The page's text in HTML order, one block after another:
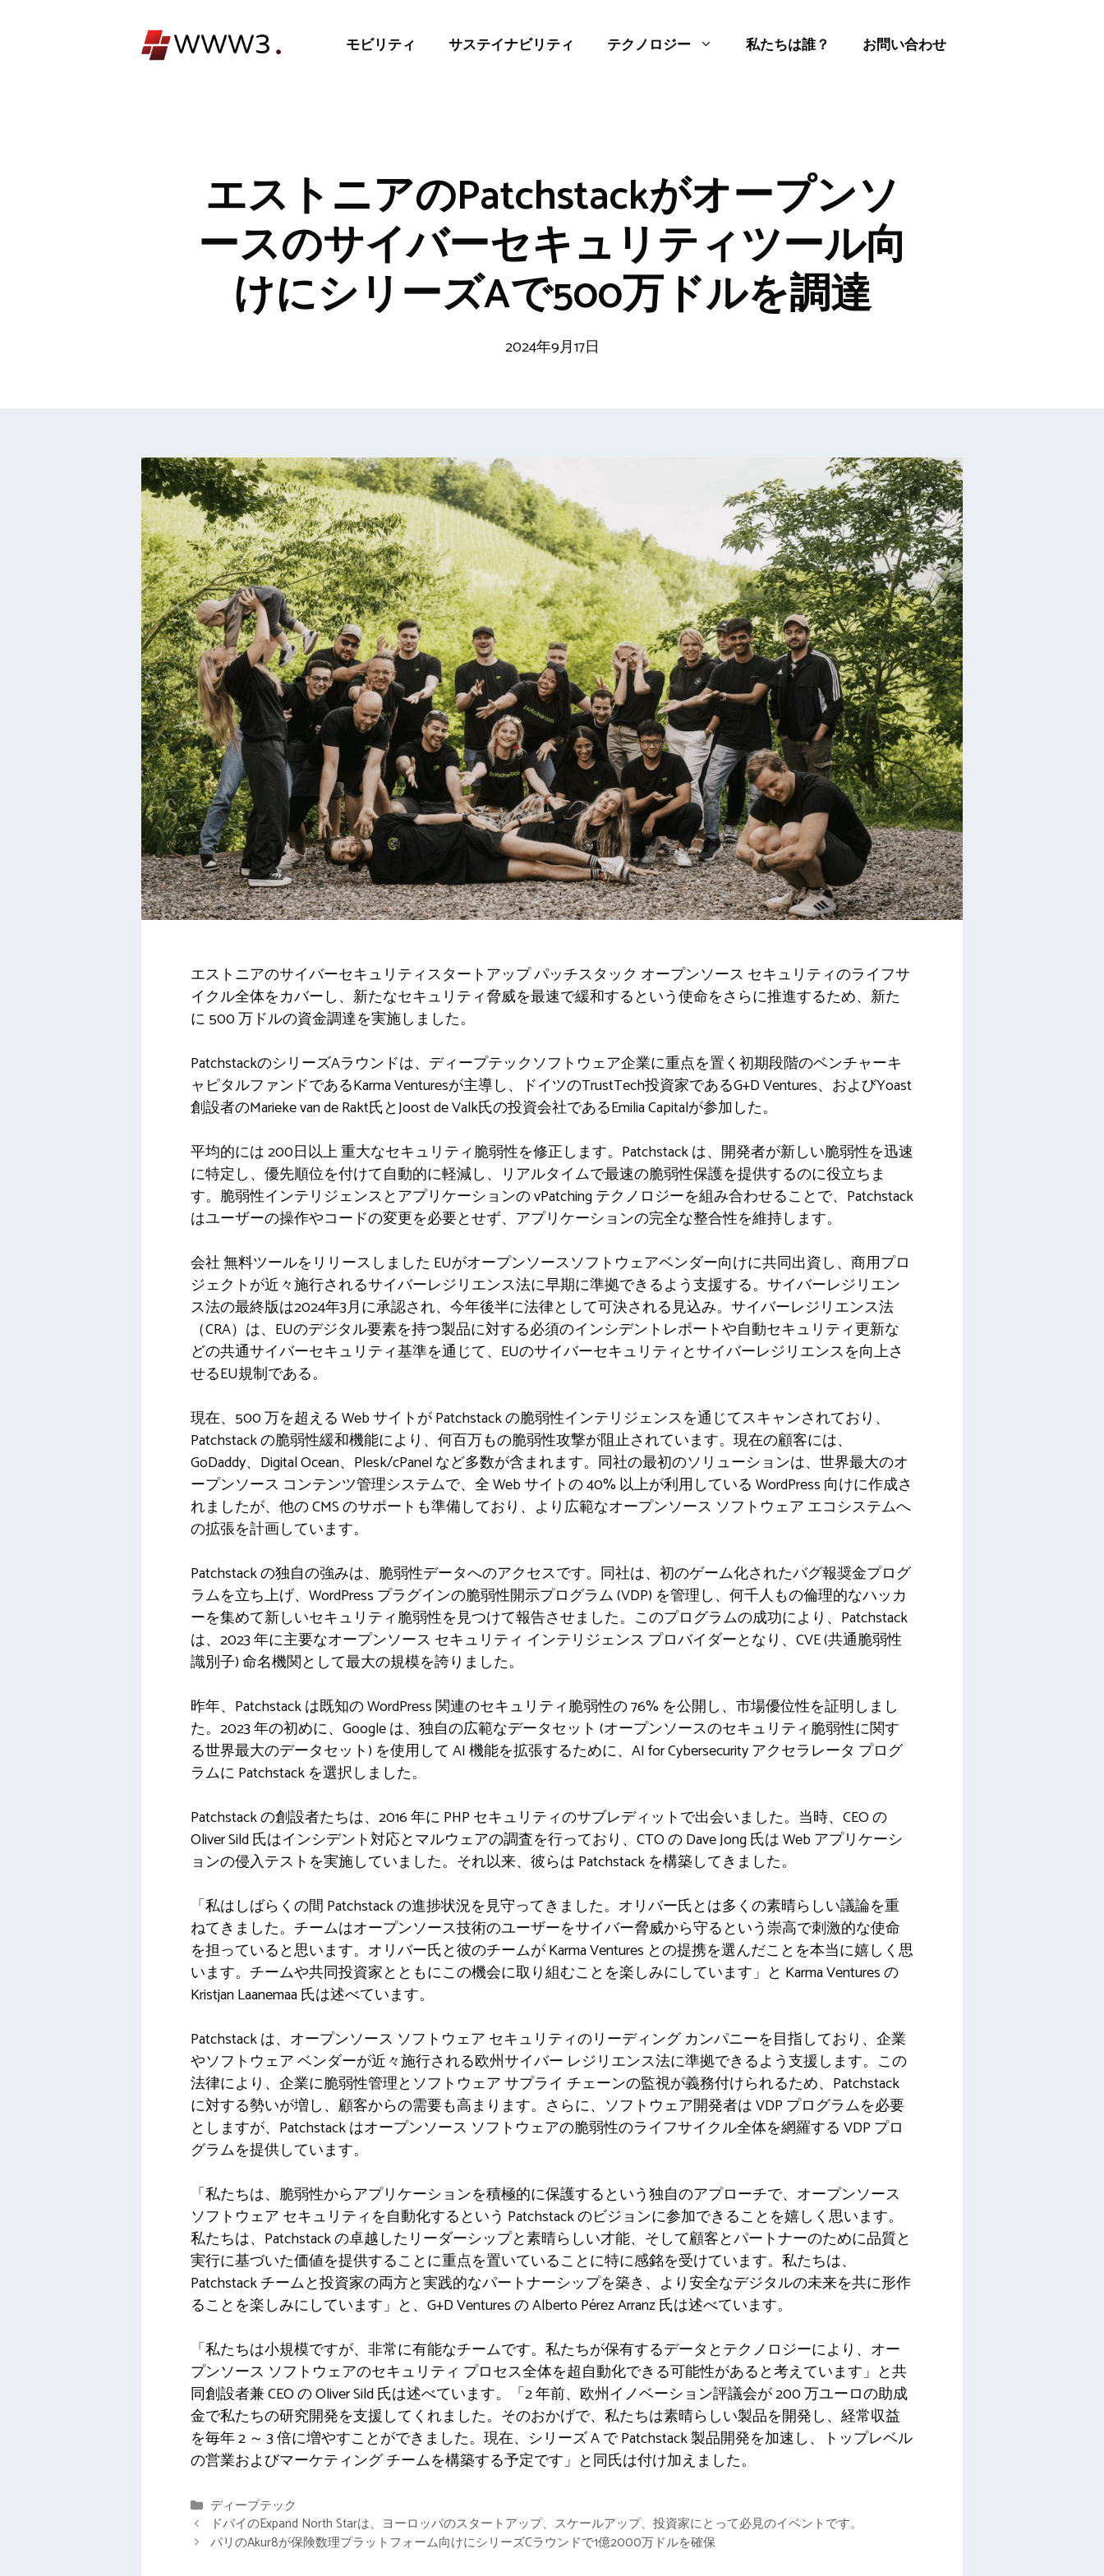
モビリティ サステイナビリティ テクノロジー 私たちは誰？ お問い合わせ
エストニアのPatchstackがオープンソ
ースのサイバーセキュリティツール向
けにシリーズAで500万ドルを調達
2024年9月17日
エストニアのサイバーセキュリティスタートアップパッチスタック オープンソース セキュリティのライフサ
イクル全体をカバーし、新たなセキュリティ脅威を最速で緩和するという使命をさらに推進するため、新た
に 500 万ドルの資金調達を実施しました。
PatchstackのシリーズAラウンドは、ディープテックソフトウェア企業に重点を置く初期段階のベンチャーキ
ャピタルファンドであるKarma Venturesが主導し、ドイツのTrustTech投資家であるG+D Ventures、およびYoast
創設者のMarieke van de Rakt氏とJoost de Valk氏の投資会社であるEmilia Capitalが参加した。
平均的には200日以上重大なセキュリティ脆弱性を修正します。Patchstack は、開発者が新しい脆弱性を迅速
に特定し、優先順位を付けて自動的に軽減し、リアルタイムで最速の脆弱性保護を提供するのに役立ちま
す。脆弱性インテリジェンスとアプリケーションの vPatching テクノロジーを組み合わせることで、Patchstack
はユーザーの操作やコードの変更を必要とせず、アプリケーションの完全な整合性を維持します。
会社無料ツールをリリースしました EUがオープンソースソフトウェアベンダー向けに共同出資し、商用プロ
ジェクトが近々施行されるサイバーレジリエンス法に早期に準拠できるよう支援する。サイバーレジリエン
ス法の最終版は2024年3月に承認され、今年後半に法律として可決される見込み。サイバーレジリエンス法
（CRA）は、EUのデジタル要素を持つ製品に対する必須のインシデントレポートや自動セキュリティ更新な
どの共通サイバーセキュリティ基準を通じて、EUのサイバーセキュリティとサイバーレジリエンスを向上さ
せるEU規制である。
現在、500 万を超える Web サイトが Patchstack の脆弱性インテリジェンスを通じてスキャンされており、
Patchstack の脆弱性緩和機能により、何百万もの脆弱性攻撃が阻止されています。現在の顧客には、
GoDaddy、Digital Ocean、Plesk/cPanel など多数が含まれます。同社の最初のソリューションは、世界最大のオ
ープンソース コンテンツ管理システムで、全 Web サイトの 40% 以上が利用している WordPress 向けに作成さ
れましたが、他の CMS のサポートも準備しており、より広範なオープンソース ソフトウェア エコシステムへ
の拡張を計画しています。
Patchstack の独自の強みは、脆弱性データへのアクセスです。同社は、初のゲーム化されたバグ報奨金プログ
ラムを立ち上げ、WordPress プラグインの脆弱性開示プログラム (VDP) を管理し、何千人もの倫理的なハッカ
ーを集めて新しいセキュリティ脆弱性を見つけて報告させました。このプログラムの成功により、Patchstack
は、2023 年に主要なオープンソース セキュリティ インテリジェンス プロバイダーとなり、CVE (共通脆弱性
識別子) 命名機関として最大の規模を誇りました。
昨年、Patchstack は既知の WordPress 関連のセキュリティ脆弱性の 76% を公開し、市場優位性を証明しまし
た。2023 年の初めに、Google は、独自の広範なデータセット (オープンソースのセキュリティ脆弱性に関す
る世界最大のデータセット) を使用して AI 機能を拡張するために、AI for Cyber​​security アクセラレータ プログ
ラムに Patchstack を選択しました。
Patchstack の創設者たちは、2016 年に PHP セキュリティのサブレディットで出会いました。当時、CEO の
Oliver Sild 氏はインシデント対応とマルウェアの調査を行っており、CTO の Dave Jong 氏は Web アプリケーシ
ョンの侵入テストを実施していました。それ以来、彼らは Patchstack を構築してきました。
「私はしばらくの間 Patchstack の進捗状況を見守ってきました。オリバー氏とは多くの素晴らしい議論を重
ねてきました。チームはオープンソース技術のユーザーをサイバー脅威から守るという崇高で刺激的な使命
を担っていると思います。オリバー氏と彼のチームが Karma Ventures との提携を選んだことを本当に嬉しく思
います。チームや共同投資家とともにこの機会に取り組むことを楽しみにしています」と Karma Ventures の
Kristjan Laanemaa 氏は述べています。
Patchstack は、オープンソース ソフトウェア セキュリティのリーディング カンパニーを目指しており、企業
やソフトウェア ベンダーが近々施行される欧州サイバー レジリエンス法に準拠できるよう支援します。この
法律により、企業に脆弱性管理とソフトウェア サプライ チェーンの監視が義務付けられるため、Patchstack
に対する勢いが増し、顧客からの需要も高まります。さらに、ソフトウェア開発者は VDP プログラムを必要
としますが、Patchstack はオープンソース ソフトウェアの脆弱性のライフサイクル全体を網羅する VDP プロ
グラムを提供しています。
「私たちは、脆弱性からアプリケーションを積極的に保護するという独自のアプローチで、オープンソース
ソフトウェア セキュリティを自動化するという Patchstack のビジョンに参加できることを嬉しく思います。
私たちは、Patchstack の卓越したリーダーシップと素晴らしい才能、そして顧客とパートナーのために品質と
実行に基づいた価値を提供することに重点を置いていることに特に感銘を受けています。私たちは、
Patchstack チームと投資家の両方と実践的なパートナーシップを築き、より安全なデジタルの未来を共に形作
ることを楽しみにしています」と、G+D Ventures の Alberto Pérez Arranz 氏は述べています。
「私たちは小規模ですが、非常に有能なチームです。私たちが保有するデータとテクノロジーにより、オー
プンソース ソフトウェアのセキュリティ プロセス全体を超自動化できる可能性があると考えています」と共
同創設者兼 CEO の Oliver Sild 氏は述べています。「2 年前、欧州イノベーション評議会が 200 万ユーロの助成
金で私たちの研究開発を支援してくれました。そのおかげで、私たちは素晴らしい製品を開発し、経常収益
を毎年 2 ～ 3 倍に増やすことができました。現在、シリーズ A で Patchstack 製品開発を加速し、トップレベル
の営業およびマーケティング チームを構築する予定です」と同氏は付け加えました。
カ
テ
ゴ
ディープテック
ドバイのExpand North Starは、ヨーロッパのスタートアップ、スケールアップ、投資家にとって必見のイベントです。
パリのAkur8が保険数理プラットフォーム向けにシリーズCラウンドで1億2000万ドルを確保